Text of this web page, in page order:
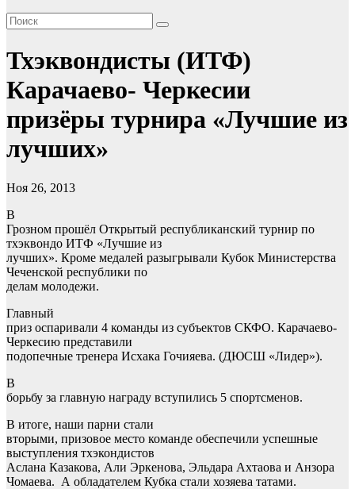
Тхэквондисты (ИТФ)
Карачаево- Черкесии
призёры турнира «Лучшие из
лучших»
Ноя 26, 2013
В
Грозном прошёл Открытый республиканский турнир по
тхэквондо ИТФ «Лучшие из
лучших». Кроме медалей разыгрывали Кубок Министерства
Чеченской республики по
делам молодежи.
Главный
приз оспаривали 4 команды из субъектов СКФО. Карачаево-
Черкесию представили
подопечные тренера Исхака Гочияева. (ДЮСШ «Лидер»).
В
борьбу за главную награду вступились 5 спортсменов.
В итоге, наши парни стали
вторыми, призовое место команде обеспечили успешные
выступления тхэкондистов
Аслана Казакова, Али Эркенова, Эльдара Ахтаова и Анзора
Чомаева. А обладателем Кубка стали хозяева татами.